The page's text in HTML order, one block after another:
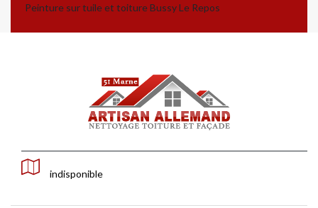
Peinture sur tuile et toiture Bussy Le Repos
indisponible